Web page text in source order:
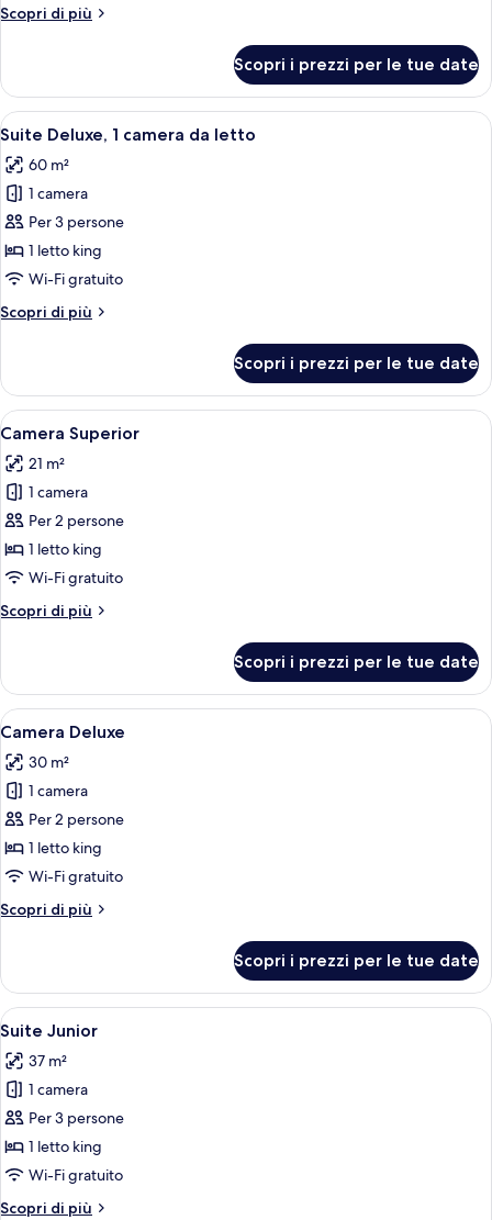
Scopri di più
Altri
Deluxe
(Junior)
Scopri i prezzi per le tue date
Apri
tutte
le
foto
per
Suite
Deluxe,
camera
Una camera da letto con un letto
7
Suite Deluxe, 1 camera da letto
60 m²
1 camera
Per 3 persone
1 letto king
Wi-Fi gratuito
Scopri di più
Altri
Deluxe,
camera
letto
Scopri i prezzi per le tue date
Apri
tutte
le
foto
per
Camera
Superior
Camera da letto con un letto
7
Camera Superior
21 m²
1 camera
Per 2 persone
1 letto king
Wi-Fi gratuito
Scopri di più
Altri
Superior
Scopri i prezzi per le tue date
Apri
tutte
le
foto
per
Camera
Deluxe
Una camera da letto con un letto,
7
Camera Deluxe
30 m²
1 camera
Per 2 persone
1 letto king
Wi-Fi gratuito
Scopri di più
Altri
Deluxe
Scopri i prezzi per le tue date
Apri
tutte
le
foto
per
Suite
Junior
Una camera da letto con un letto a
6
Suite Junior
37 m²
1 camera
Per 3 persone
1 letto king
Wi-Fi gratuito
Scopri di più
Altri